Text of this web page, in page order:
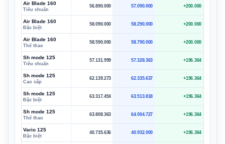
Air Blade 160
Tiêu chuẩn
56.890.000 57.090.000 +200.000
Air Blade 160
Đặc biệt
58.090.000 58.290.000 +200.000
Air Blade 160
Thể thao
58.590.000 58.790.000 +200.000
Sh mode 125
Tiêu chuẩn
57.131.999 57.328.363 +196.364
Sh mode 125
Cao cấp
62.139.273 62.335.637 +196.364
Sh mode 125
Đặc biệt
63.317.454 63.513.818 +196.364
Sh mode 125
Thể thao
63.808.363 64.004.727 +196.364
Vario 125
Đặc biệt
40.735.636 40.932.000 +196.364